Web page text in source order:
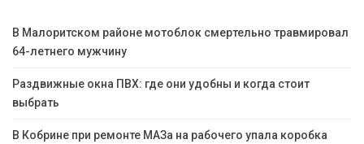
В Малоритском районе мотоблок смертельно травмировал
64-летнего мужчину
Раздвижные окна ПВХ: где они удобны и когда стоит
выбрать
В Кобрине при ремонте МАЗа на рабочего упала коробка